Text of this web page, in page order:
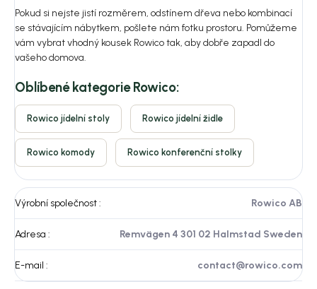
Pokud si nejste jistí rozměrem, odstínem dřeva nebo kombinací
se stávajícím nábytkem, pošlete nám fotku prostoru. Pomůžeme
vám vybrat vhodný kousek Rowico tak, aby dobře zapadl do
vašeho domova.
Oblíbené kategorie Rowico:
Rowico jídelní stoly Rowico jídelní židle
Rowico komody Rowico konferenční stolky
Výrobní společnost: Rowico AB
Adresa : Remvägen 4 301 02 Halmstad Sweden
E-mail : contact@rowico.com